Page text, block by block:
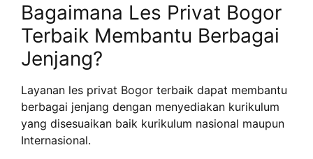
Bagaimana Les Privat Bogor
Terbaik Membantu Berbagai
Jenjang?
Layanan les privat Bogor terbaik dapat membantu
berbagai jenjang dengan menyediakan kurikulum
yang disesuaikan baik kurikulum nasional maupun
Internasional.